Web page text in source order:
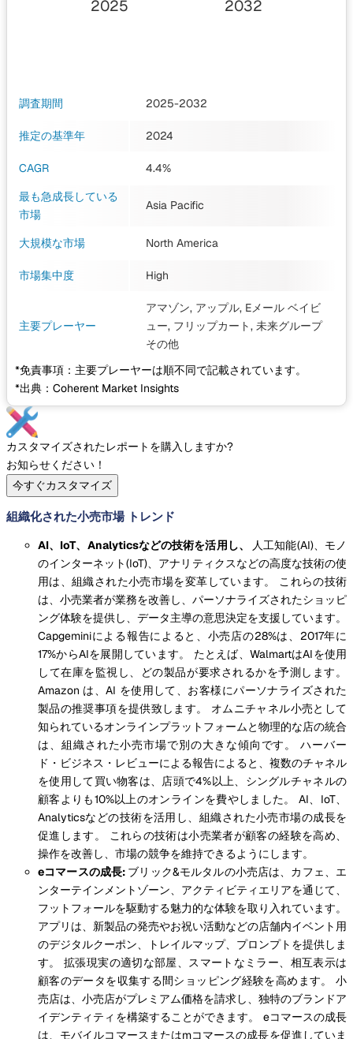
2025 2032
調査期間 2025-2032
推定の基準年 2024
CAGR
4.4%
最も急成長している
市場
Asia Pacific
大規模な市場 North America
市場集中度 High
主要プレーヤー
アマゾン, アップル, Eメール ベイビ
ュー, フリップカート, 未来グループ
その他
*免責事項：主要プレーヤーは順不同で記載されています。
*出典：Coherent Market Insights
カスタマイズされたレポートを購入しますか?
お知らせください！
今すぐカスタマイズ
組織化された小売市場 トレンド
AI、IoT、Analyticsなどの技術を活用し、
人工知能(AI)、モノ
のインターネット(IoT)、アナリティクスなどの高度な技術の使
用は、組織された小売市場を変革しています。 これらの技術
は、小売業者が業務を改善し、パーソナライズされたショッピ
ング体験を提供し、データ主導の意思決定を支援しています。
Capgeminiによる報告によると、小売店の28%は、2017年に
17%からAIを展開しています。 たとえば、WalmartはAIを使用
して在庫を監視し、どの製品が要求されるかを予測します。
Amazon は、AI を使用して、お客様にパーソナライズされた
製品の推奨事項を提供致します。 オムニチャネル小売として
知られているオンラインプラットフォームと物理的な店の統合
は、組織された小売市場で別の大きな傾向です。 ハーバー
ド・ビジネス・レビューによる報告によると、複数のチャネル
を使用して買い物客は、店頭で4%以上、シングルチャネルの
顧客よりも10%以上のオンラインを費やしました。 AI、IoT、
Analyticsなどの技術を活用し、組織された小売市場の成長を
促進します。 これらの技術は小売業者が顧客の経験を高め、
操作を改善し、市場の競争を維持できるようにします。
eコマースの成長: ブリック&モルタルの小売店は、カフェ、エ
ンターテインメントゾーン、アクティビティエリアを通じて、
フットフォールを駆動する魅力的な体験を取り入れています。
アプリは、新製品の発売やお祝い活動などの店舗内イベント用
のデジタルクーポン、トレイルマップ、プロンプトを提供しま
す。 拡張現実の適切な部屋、スマートなミラー、相互表示は
顧客のデータを収集する間ショッピング経験を高めます。 小
売店は、小売店がプレミアム価格を請求し、独特のブランドア
イデンティティを構築することができます。 eコマースの成長
は、モバイルコマースまたはmコマースの成長を促進していま